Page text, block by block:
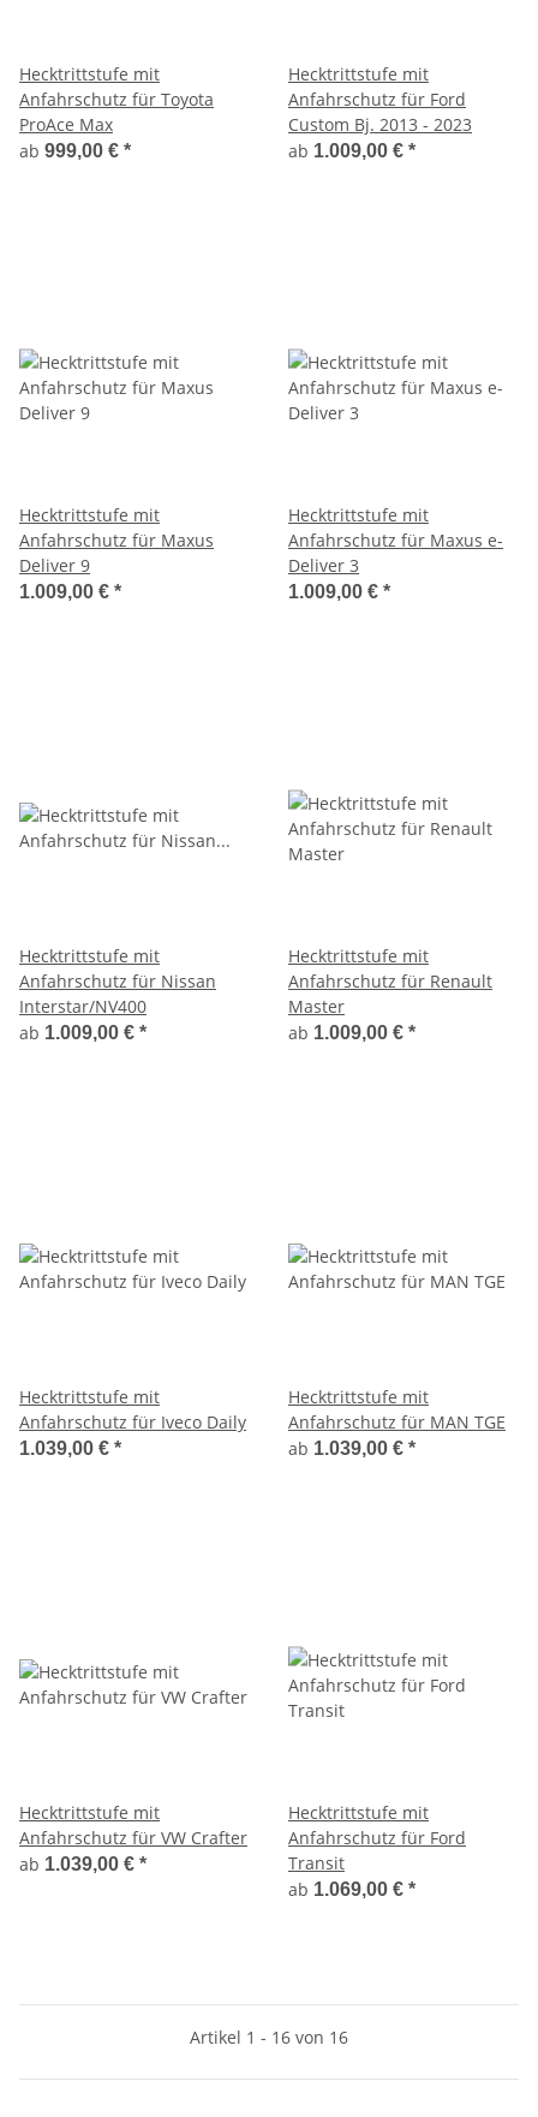
Hecktrittstufe mit
Anfahrschutz für Toyota
ProAce Max
ab 999,00 € *
Hecktrittstufe mit
Anfahrschutz für Ford
Custom Bj. 2013 - 2023
ab 1.009,00 € *
Hecktrittstufe mit
Anfahrschutz für Maxus
Deliver 9
1.009,00 € *
Hecktrittstufe mit
Anfahrschutz für Maxus e-
Deliver 3
1.009,00 € *
Hecktrittstufe mit
Anfahrschutz für Nissan
Interstar/NV400
ab 1.009,00 € *
Hecktrittstufe mit
Anfahrschutz für Renault
Master
ab 1.009,00 € *
Hecktrittstufe mit
Anfahrschutz für Iveco Daily
1.039,00 € *
Hecktrittstufe mit
Anfahrschutz für MAN TGE
ab 1.039,00 € *
Hecktrittstufe mit
Anfahrschutz für VW Crafter
ab 1.039,00 € *
Hecktrittstufe mit
Anfahrschutz für Ford
Transit
ab 1.069,00 € *
Artikel 1 - 16 von 16